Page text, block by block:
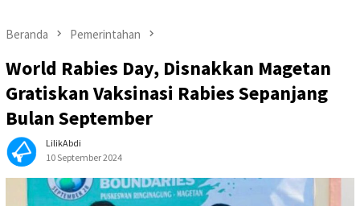
Beranda Pemerintahan
World Rabies Day, Disnakkan Magetan
Gratiskan Vaksinasi Rabies Sepanjang
Bulan September
LilikAbdi
10 September 2024